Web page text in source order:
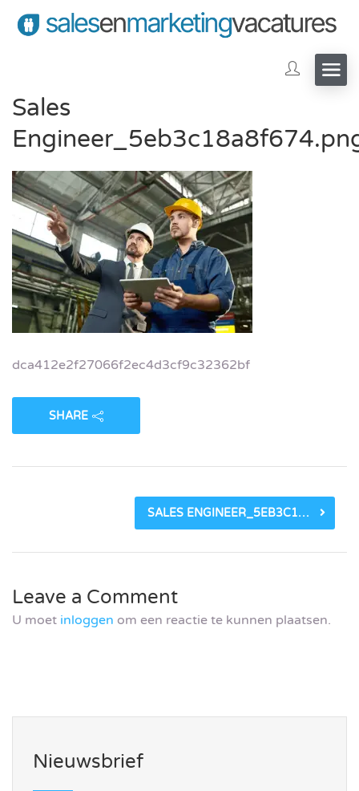
Sales
dca412e2f27066f2ec4d3cf9c32362bf
SHARE
SALES ENGINEER_5EB3C18A8F674.PNG
Leave a Comment
U moet inloggen om een reactie te kunnen plaatsen.
Nieuwsbrief